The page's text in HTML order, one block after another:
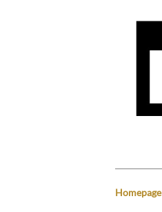
Homepage